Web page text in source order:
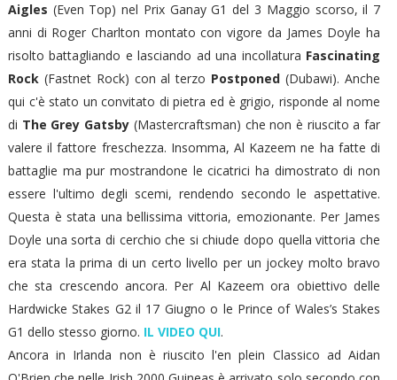
Aigles (Even Top) nel Prix Ganay G1 del 3 Maggio scorso, il 7
anni di Roger Charlton montato con vigore da James Doyle ha
risolto battagliando e lasciando ad una incollatura Fascinating
Rock(Fastnet Rock) con al terzo Postponed(Dubawi). Anche
qui c'è stato un convitato di pietra ed è grigio, risponde al nome
di The Grey Gatsby (Mastercraftsman) che non è riuscito a far
valere il fattore freschezza. Insomma, Al Kazeem ne ha fatte di
battaglie ma pur mostrandone le cicatrici ha dimostrato di non
essere l'ultimo degli scemi, rendendo secondo le aspettative.
Questa è stata una bellissima vittoria, emozionante. Per James
Doyle una sorta di cerchio che si chiude dopo quella vittoria che
era stata la prima di un certo livello per un jockey molto bravo
che sta crescendo ancora. Per Al Kazeem ora obiettivo delle
Hardwicke Stakes G2 il 17 Giugno o le Prince of Wales’s Stakes
G1 dello stesso giorno. IL VIDEO QUI.
Ancora in Irlanda non è riuscito l'en plein Classico ad Aidan